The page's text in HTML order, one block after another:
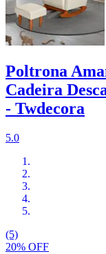
Poltrona
Cadeira
- Twdecora
5.0
(5)
20% OFF